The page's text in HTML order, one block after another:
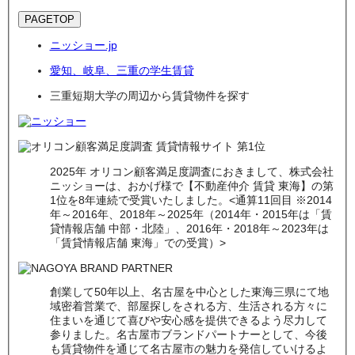
PAGETOP
ニッショー.jp
愛知、岐阜、三重の学生賃貸
三重短期大学の周辺から賃貸物件を探す
2025年 オリコン顧客満足度調査におきまして、株式会社
ニッショーは、おかげ様で【不動産仲介 賃貸 東海】の第
1位を8年連続で受賞いたしました。<通算11回目 ※2014
年～2016年、2018年～2025年（2014年・2015年は「賃
貸情報店舗 中部・北陸」、2016年・2018年～2023年は
「賃貸情報店舗 東海」での受賞）>
創業して50年以上、名古屋を中心とした東海三県にて地
域密着営業で、部屋探しをされる方、生活される方々に
住まいを通じて喜びや安心感を提供できるよう尽力して
参りました。名古屋市ブランドパートナーとして、今後
も賃貸物件を通じて名古屋市の魅力を発信していけるよ